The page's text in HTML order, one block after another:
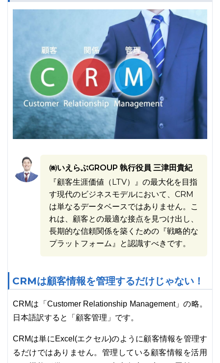
㈱いえらぶGROUP 執行役員 三津田貴紀
『顧客生涯価値（LTV）』の最大化を目指
す現代のビジネスモデルにおいて、CRM
は単なるデータベースではありません。こ
れは、顧客との最適な接点を見つけ出し、
長期的な信頼関係を築くための『戦略的な
プラットフォーム』と認識すべきです。
CRMは顧客情報を管理するだけじゃない！
CRMは「Customer Relationship Management」の略。
日本語訳すると「顧客管理」です。
CRMは単にExcel(エクセル)のように顧客情報を管理す
るだけではありません。管理している顧客情報を活用